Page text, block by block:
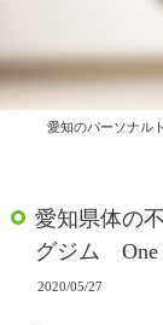
愛知県体の
グジム One
2020/05/27